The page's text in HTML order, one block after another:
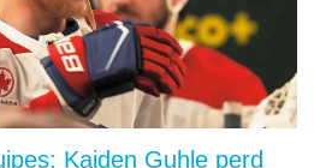
Kaiden Guhle perd